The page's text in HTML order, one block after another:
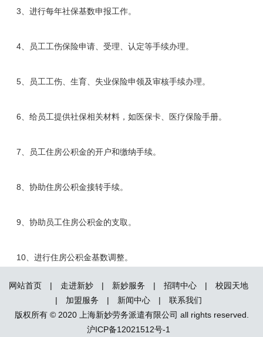
3、进行每年社保基数申报工作。
4、员工工伤保险申请、受理、认定等手续办理。
5、员工工伤、生育、失业保险申领及审核手续办理。
6、给员工提供社保相关材料，如医保卡、医疗保险手册。
7、员工住房公积金的开户和缴纳手续。
8、协助住房公积金接转手续。
9、协助员工住房公积金的支取。
10、进行住房公积金基数调整。
网站首页 | 走进新妙 | 新妙服务 | 招聘中心 |
校园天地
|
加盟服务 | 新闻中心 |
联系我们
版权所有 © 2020 上海新妙劳务派遣有限公司 all rights reserved.
沪ICP备12021512号-1